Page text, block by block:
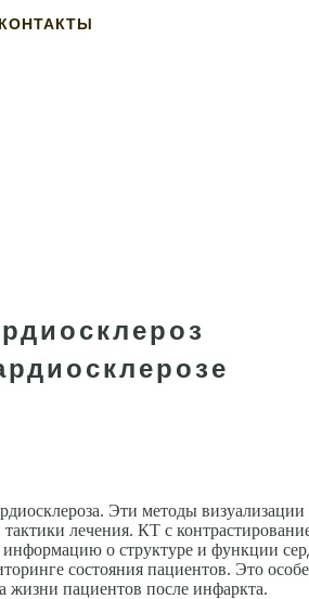
КОНТАКТЫ
Эти методы
лечения. КТ с
о структуре и функции
состояния пациентов. Это
жизни пациентов после инфаркта.